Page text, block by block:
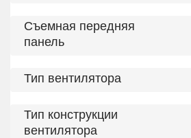
Съемная передняя
панель
Тип вентилятора
Тип конструкции
вентилятора